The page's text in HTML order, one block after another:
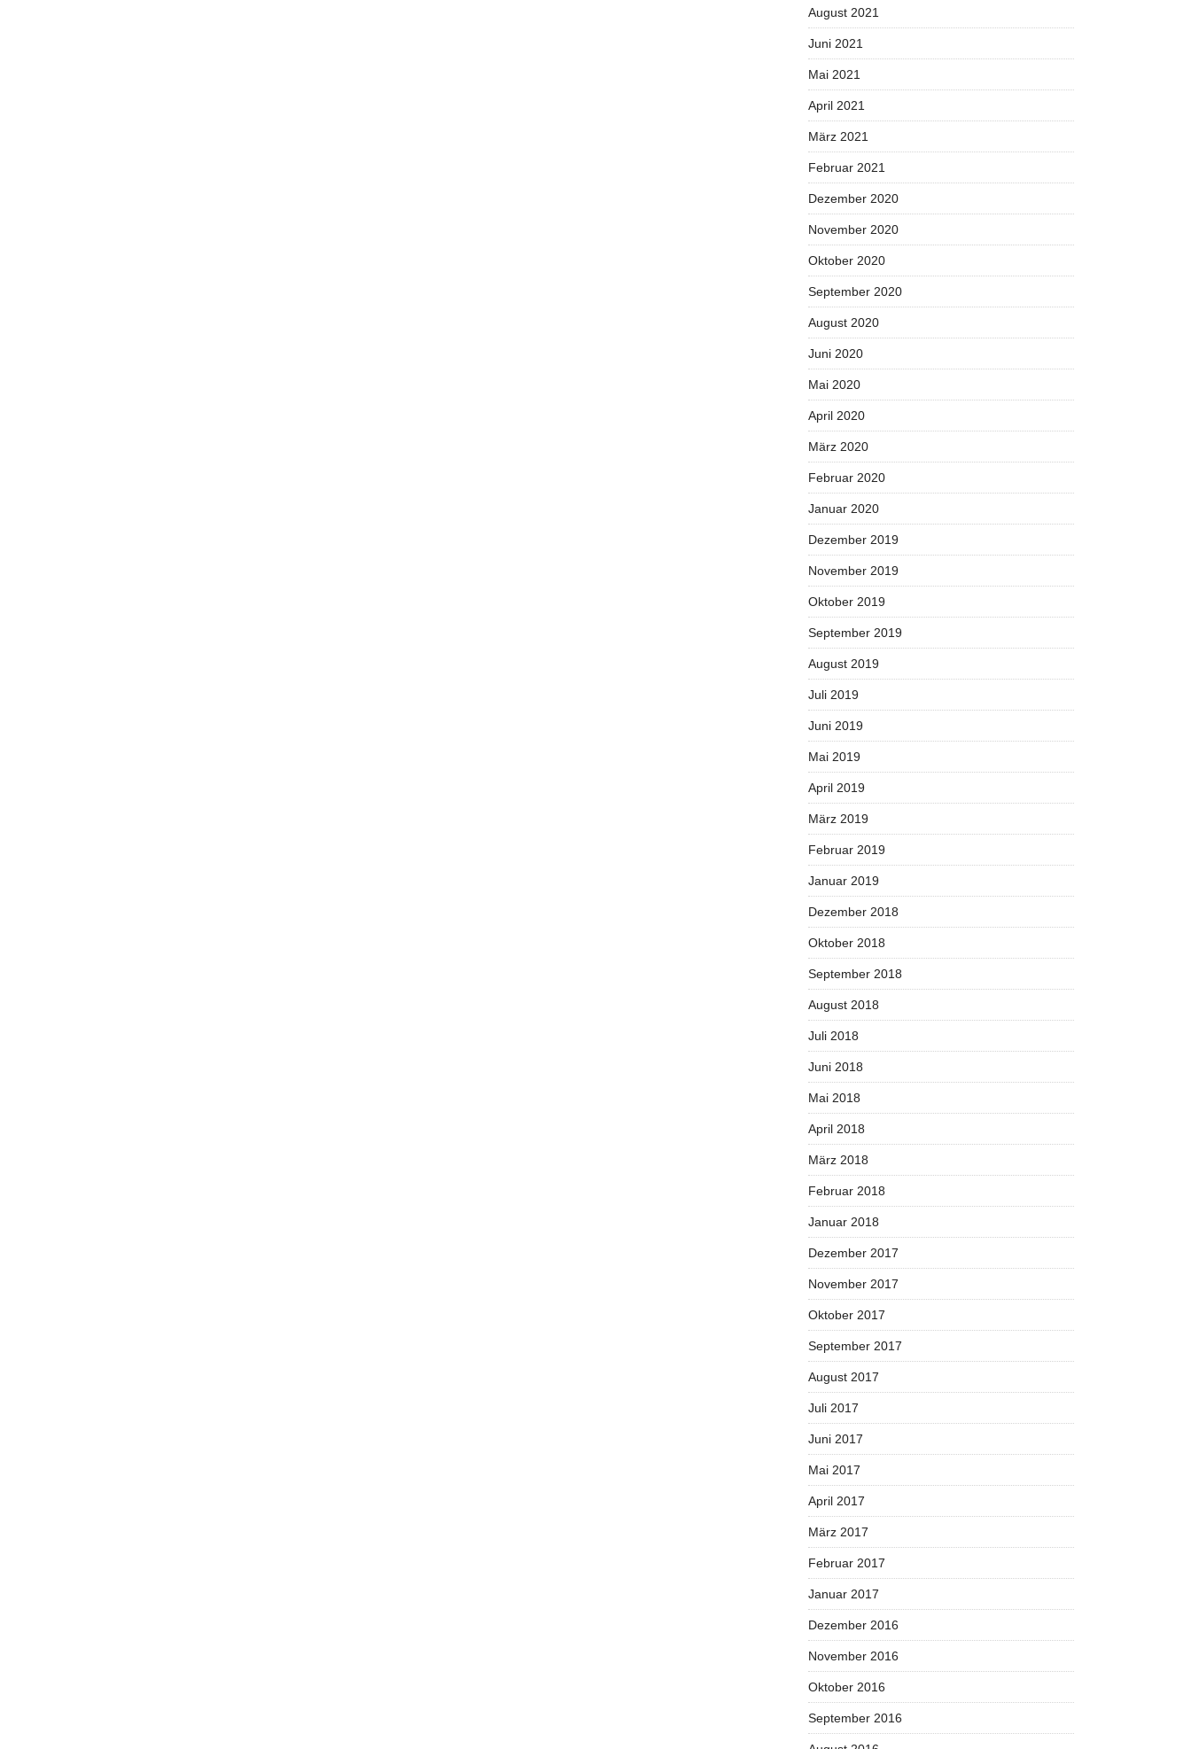
August 2021
Juni 2021
Mai 2021
April 2021
März 2021
Februar 2021
Dezember 2020
November 2020
Oktober 2020
September 2020
August 2020
Juni 2020
Mai 2020
April 2020
März 2020
Februar 2020
Januar 2020
Dezember 2019
November 2019
Oktober 2019
September 2019
August 2019
Juli 2019
Juni 2019
Mai 2019
April 2019
März 2019
Februar 2019
Januar 2019
Dezember 2018
Oktober 2018
September 2018
August 2018
Juli 2018
Juni 2018
Mai 2018
April 2018
März 2018
Februar 2018
Januar 2018
Dezember 2017
November 2017
Oktober 2017
September 2017
August 2017
Juli 2017
Juni 2017
Mai 2017
April 2017
März 2017
Februar 2017
Januar 2017
Dezember 2016
November 2016
Oktober 2016
September 2016